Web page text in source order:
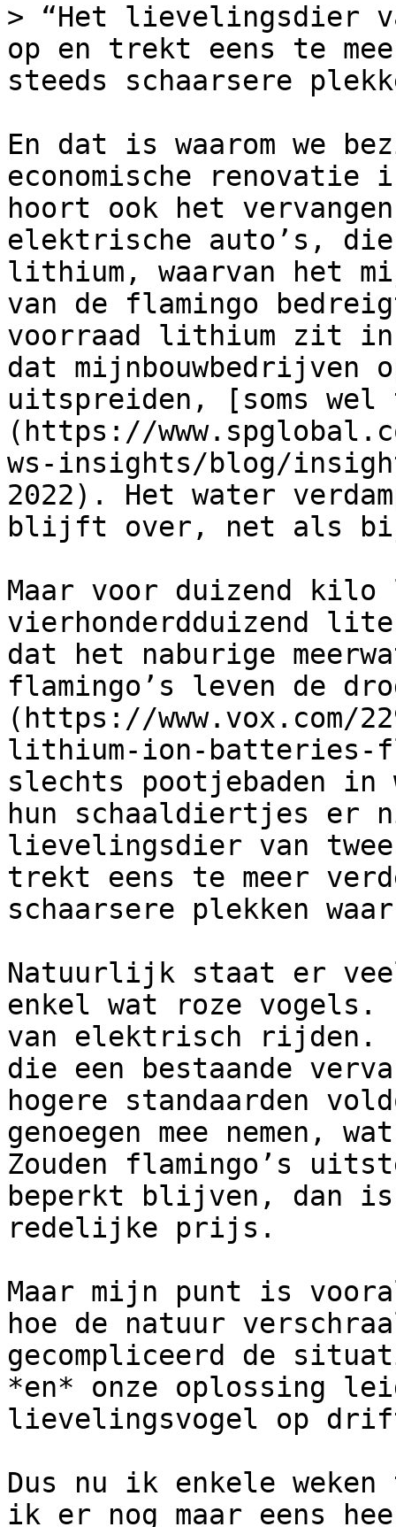
> “Het lievelingsdier
op en trekt eens te
steeds schaarsere
En dat is waarom we
economische
hoort ook het
elektrische auto’s,
lithium, waarvan het
van de flamingo
voorraad lithium zit
dat mijnbouwbedrijven
uitspreiden, [soms
(https://
ws-insights/blog/
2022). Het water
blijft over, net als bij
Maar voor duizend
vierhonderdduizend
dat het naburige
flamingo’s leven de
(https://www.vox.com/
lithium-ion-batteries-
slechts pootjebaden
hun schaaldiertjes er
lievelingsdier van
trekt eens te meer
schaarsere plekken
Natuurlijk staat er
enkel wat roze vogels.
van elektrisch rijden.
die een bestaande
hogere standaarden
genoegen mee nemen,
Zouden flamingo’s
beperkt blijven, dan is
redelijke prijs.
Maar mijn punt is
hoe de natuur
gecompliceerd de
*en* onze oplossing
lievelingsvogel op
Dus nu ik enkele